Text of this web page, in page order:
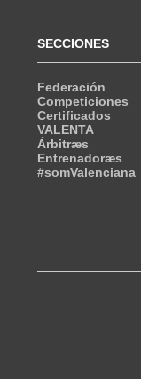
SECCIONES
Federación
Competiciones
Certificados
VALENTA
Árbitræs
Entrenadoræs
#somValenciana